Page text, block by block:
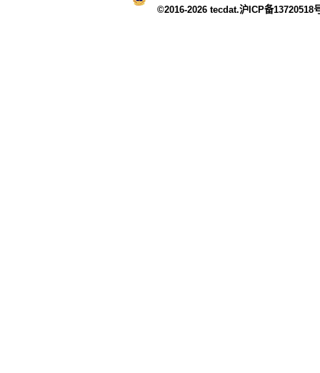
©2016-2026 tecdat.沪ICP备13720518